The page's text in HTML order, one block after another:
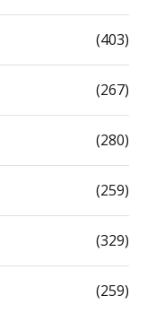
(403)
(267)
(280)
(259)
(329)
(259)